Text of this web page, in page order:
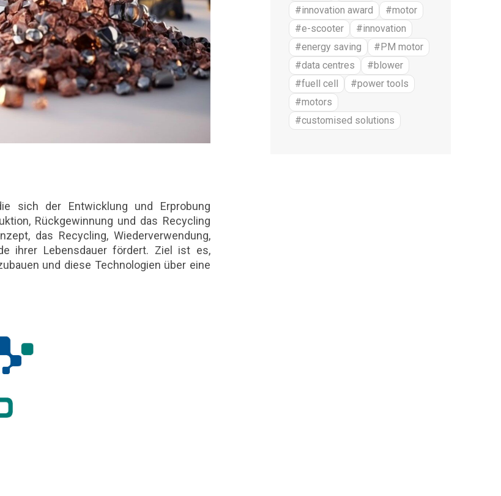
sich der Entwicklung und Erprobung
Rückgewinnung und das Recycling
das Recycling, Wiederverwendung,
ihrer Lebensdauer fördert. Ziel ist es,
und diese Technologien über eine
#innovation award
#motor
#e-scooter
#innovation
#energy saving
#PM motor
#data centres
#blower
#fuell cell
#power tools
#motors
#customised solutions